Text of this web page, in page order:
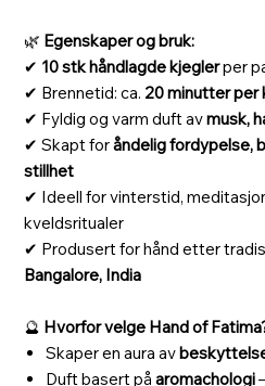
🌿 Egenskaper og bruk:
✔ 10 stk håndlagde kjeglerper
✔ Brennetid: ca. 20 minutter per
✔ Fyldig og varm duft avmusk,
✔ Skapt foråndelig fordypelse,
stillhet
✔ Ideell for vinterstid,
kveldsritualer
✔ Produsert for hånd etter
Bangalore, India
🔮 Hvorfor velge Hand of
Skaper en aura av
Duft basert påaromachologi